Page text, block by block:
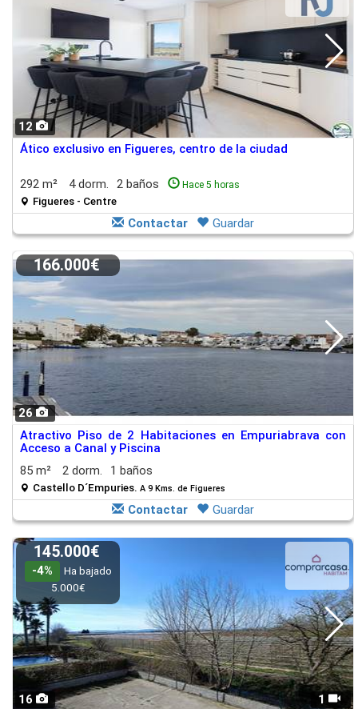
12
Ático exclusivo en Figueres, centro de la ciudad
292 m² 4 dorm. 2 baños Hace 5 horas
Figueres - Centre
Contactar Guardar
26
166.000€
Atractivo Piso de 2 Habitaciones en Empuriabrava con
Acceso a Canal y Piscina
85 m²
2 dorm. 1 baños
Castello D´Empuries. A 9 Kms. de Figueres
Contactar Guardar
16 1
145.000€
-4%
Ha bajado
5.000€